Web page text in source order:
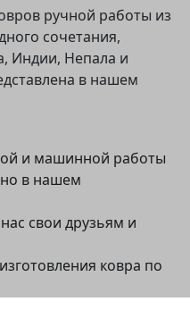
ручной работы из
сочетания,
Индии, Непала и
в нашем
и машинной работы
в нашем
свои друзьям и
ковра по